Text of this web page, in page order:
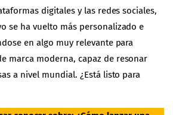
digitales y las redes sociales,
se ha vuelto más personalizado e
en algo muy relevante para
marca moderna, capaz de resonar
a nivel mundial. ¿Está listo para